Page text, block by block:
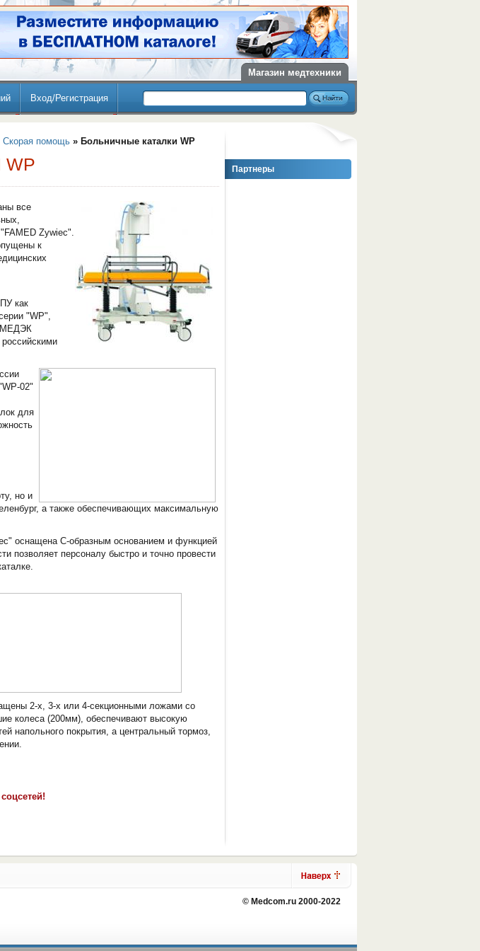
Магазин медтехники
Вход/Регистрация
Партнеры
Скорая помощь » Больничные каталки WP
все
Zywiec".
к
как
"WP",
02"
для
но и
а также обеспечивающих максимальную
оснащена С-образным основанием и функцией
позволяет персоналу быстро и точно провести
2-х, 3-х или 4-секционными ложами со
колеса (200мм), обеспечивают высокую
напольного покрытия, а центральный тормоз,
© Medcom.ru 2000-2022